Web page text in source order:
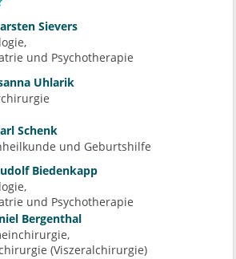
Sievers
und Psychotherapie
Uhlarik
Schenk
und Geburtshilfe
Biedenkapp
und Psychotherapie
Bergenthal
(Viszeralchirurgie)